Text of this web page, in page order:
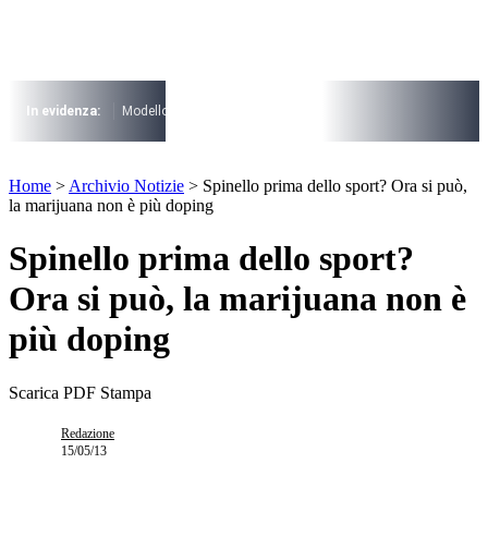
I più cercati
Lorem ipsum dolor sit amet consectetur
Lorem ipsum dolor sit amet consectetur
In evidenza: Modello 730
Lorem ipsum dolor sit amet consectetur
Home > Archivio Notizie > Spinello prima dello sport? Ora si può,
la marijuana non è più doping
Spinello prima dello sport?
Ora si può, la marijuana non è
più doping
Scarica PDF Stampa
Redazione
15/05/13